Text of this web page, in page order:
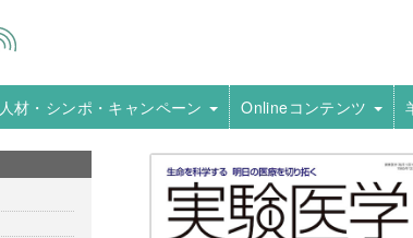
人材・シンポ・キャンペーン Onlineコンテンツ